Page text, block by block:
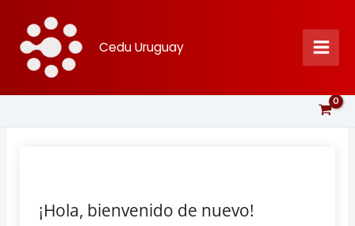
contenido
Cedu Uruguay
¡Hola, bienvenido de nuevo!